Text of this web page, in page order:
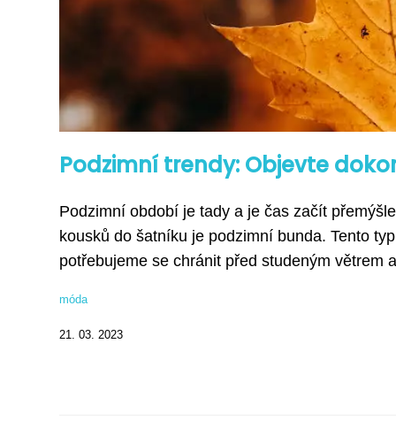
Podzimní trendy: Objevte
Podzimní období je tady a je čas začít
kousků do šatníku je podzimní bunda. Tento
potřebujeme se chránit před studeným větrem
móda
21. 03. 2023